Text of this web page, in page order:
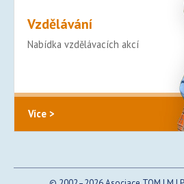
Vzdělávání
Nabídka vzdělávacích akcí
Více >